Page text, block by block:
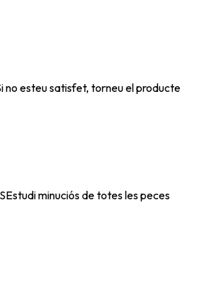
no esteu satisfet, torneu el producte
Estudi minuciós de totes les peces